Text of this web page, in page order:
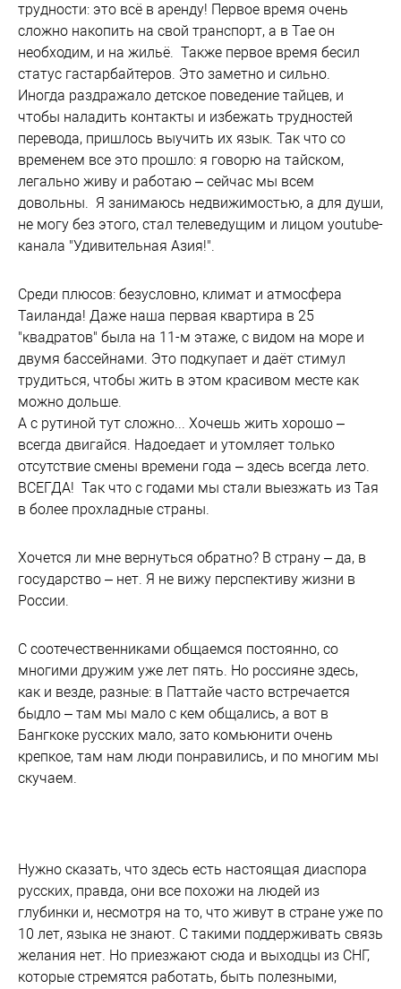
трудности: это всё в аренду! Первое время очень
сложно накопить на свой транспорт, а в Тае он
необходим, и на жильё. Также первое время бесил
статус гастарбайтеров. Это заметно и сильно.
Иногда раздражало детское поведение тайцев, и
чтобы наладить контакты и избежать трудностей
перевода, пришлось выучить их язык. Так что со
временем все это прошло: я говорю на тайском,
легально живу и работаю – сейчас мы всем
довольны. Я занимаюсь недвижимостью, а для души,
не могу без этого, стал телеведущим и лицом youtube-
канала "Удивительная Азия!".
Среди плюсов: безусловно, климат и атмосфера
Таиланда! Даже наша первая квартира в 25
"квадратов" была на 11-м этаже, с видом на море и
двумя бассейнами. Это подкупает и даёт стимул
трудиться, чтобы жить в этом красивом месте как
можно дольше.
А с рутиной тут сложно... Хочешь жить хорошо –
всегда двигайся. Надоедает и утомляет только
отсутствие смены времени года – здесь всегда лето.
ВСЕГДА! Так что с годами мы стали выезжать из Тая
в более прохладные страны.
Хочется ли мне вернуться обратно? В страну – да, в
государство – нет. Я не вижу перспективу жизни в
России.
С соотечественниками общаемся постоянно, со
многими дружим уже лет пять. Но россияне здесь,
как и везде, разные: в Паттайе часто встречается
быдло – там мы мало с кем общались, а вот в
Бангкоке русских мало, зато комьюнити очень
крепкое, там нам люди понравились, и по многим мы
скучаем.
Нужно сказать, что здесь есть настоящая диаспора
русских, правда, они все похожи на людей из
глубинки и, несмотря на то, что живут в стране уже по
10 лет, языка не знают. С такими поддерживать связь
желания нет. Но приезжают сюда и выходцы из СНГ,
которые стремятся работать, быть полезными,